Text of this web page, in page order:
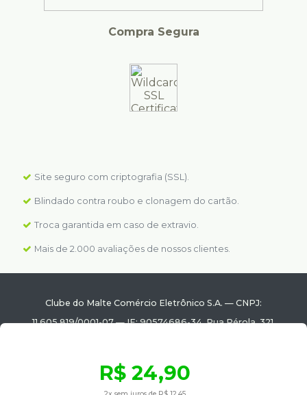
R$ 24,90
Compra Segura
Site seguro com criptografia (SSL).
Blindado contra roubo e clonagem do cartão.
Troca garantida em caso de extravio.
Mais de 2.000 avaliações de nossos clientes.
Clube do Malte Comércio Eletrônico S.A. — CNPJ:
11.605.819/0001-07—IE: 90574686-34. Rua Pérola, 321,
© Todos os direitos reservados. Eventuais promoções,